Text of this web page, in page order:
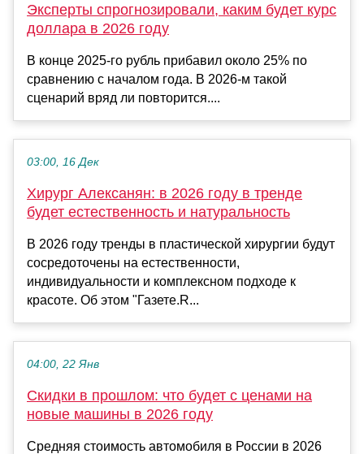
Эксперты спрогнозировали, каким будет курс
доллара в 2026 году
В конце 2025-го рубль прибавил около 25% по
сравнению с началом года. В 2026-м такой
сценарий вряд ли повторится....
03:00, 16 Дек
Хирург Алексанян: в 2026 году в тренде
будет естественность и натуральность
В 2026 году тренды в пластической хирургии будут
сосредоточены на естественности,
индивидуальности и комплексном подходе к
красоте. Об этом "Газете.R...
04:00, 22 Янв
Скидки в прошлом: что будет с ценами на
новые машины в 2026 году
Средняя стоимость автомобиля в России в 2026